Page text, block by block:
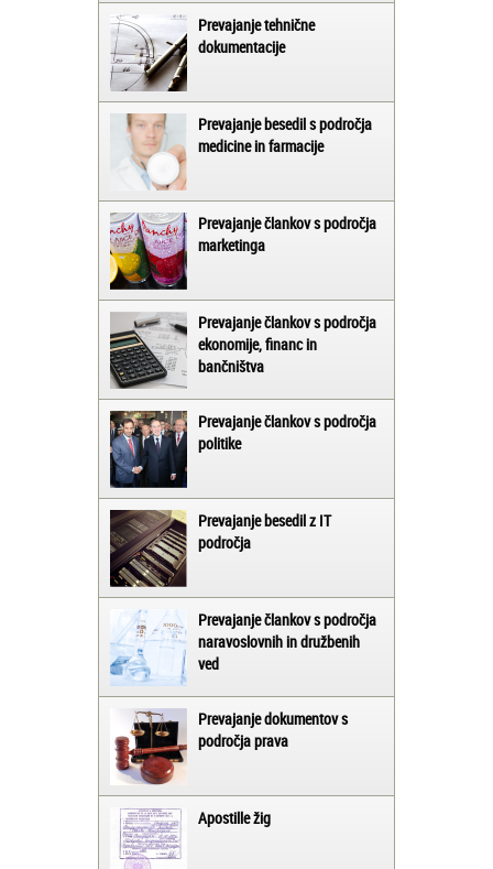
Prevajanje tehnične
dokumentacije
Prevajanje besedil s področja
medicine in farmacije
Prevajanje člankov s področja
marketinga
Prevajanje člankov s področja
ekonomije, financ in
bančništva
Prevajanje člankov s področja
politike
Prevajanje besedil z IT
področja
Prevajanje člankov s področja
naravoslovnih in družbenih
ved
Prevajanje dokumentov s
področja prava
Apostille žig